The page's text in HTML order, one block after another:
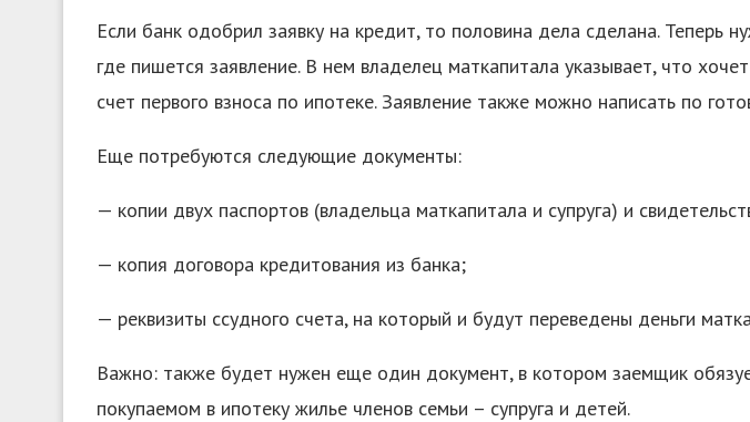
Если банк одобрил заявку на кредит, то половина дела сделана. Теперь
где пишется заявление. В нем владелец маткапитала указывает, что
счет первого взноса по ипотеке. Заявление также можно написать по
Еще потребуются следующие документы:
— копии двух паспортов (владельца маткапитала и супруга) и
— копия договора кредитования из банка;
— реквизиты ссудного счета, на который и будут переведены деньги
Важно: также будет нужен еще один документ, в котором заемщик
покупаемом в ипотеку жилье членов семьи – супруга и детей.